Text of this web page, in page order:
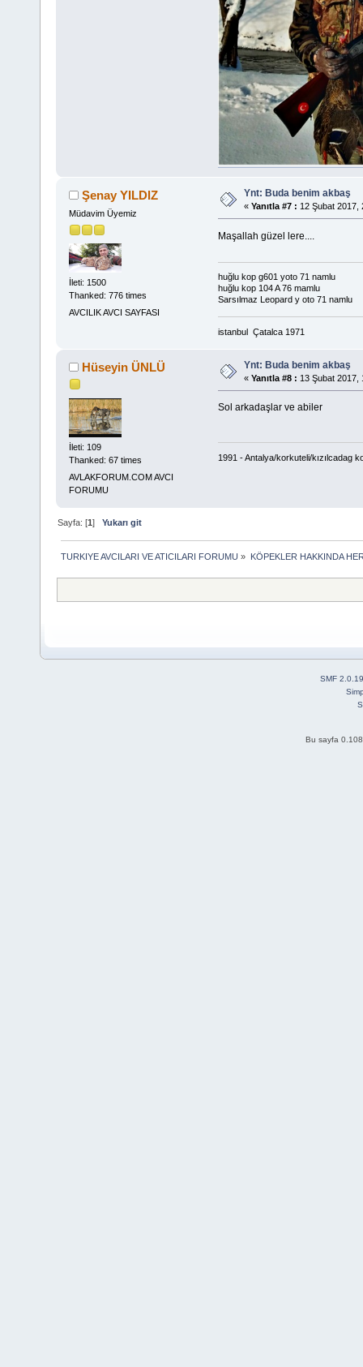
Şenay YILDIZ
Müdavim Üyemiz
İleti: 1500
Thanked: 776 times
AVCILIK AVCI SAYFASI
Ynt: Buda benim akbaş
« Yanıtla #7 : 12 Şubat 2017,
Maşallah güzel lere....
huğlu kop g601 yoto 71 namlu
huğlu kop 104 A 76 mamlu
Sarsılmaz Leopard y oto 71 namlu
istanbul
Hüseyin ÜNLÜ
İleti: 109
Thanked: 67 times
AVLAKFORUM.COM AVCI
FORUMU
Ynt: Buda benim akbaş
« Yanıtla #8 : 13 Şubat 2017,
Sol arkadaşlar ve abiler
1991 - Antalya/korkuteli/kızılcadag
Sayfa: [1]Yukarı git
TURKIYE AVCILARI VE ATICILARI FORUMU » KÖPEKLER HAKKINDA
SMF 2.0.19
Bu sayfa